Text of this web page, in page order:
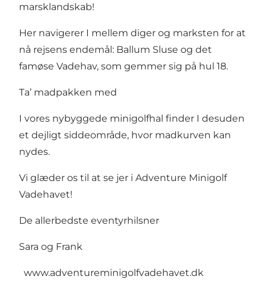
marsklandskab!
Her navigerer I mellem diger og marksten for at
nå rejsens endemål: Ballum Sluse og det
famøse Vadehav, som gemmer sig på hul 18.
Ta’ madpakken med
I vores nybyggede minigolfhal finder I desuden
et dejligt siddeområde, hvor madkurven kan
nydes.
Vi glæder os til at se jer i Adventure Minigolf
Vadehavet!
De allerbedste eventyrhilsner
Sara og Frank
www.adventureminigolfvadehavet.dk